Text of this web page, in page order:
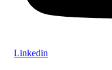
Linkedin